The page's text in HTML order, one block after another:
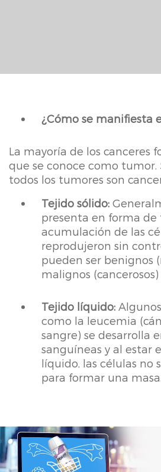
¿Cómo se manifiesta
La mayoría de los canceres
que se conoce como tumor.
todos los tumores son
Tejido sólido:
presenta en forma de
acumulación de las
reprodujeron sin
pueden ser benignos
malignos (cancerosos)
Tejido líquido:
como la leucemia
sangre) se desarrolla
sanguíneas y al estar
líquido, las células no
para formar una masa.